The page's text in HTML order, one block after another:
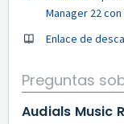
Manager 22
Enlace de
Preguntas
Audials Music